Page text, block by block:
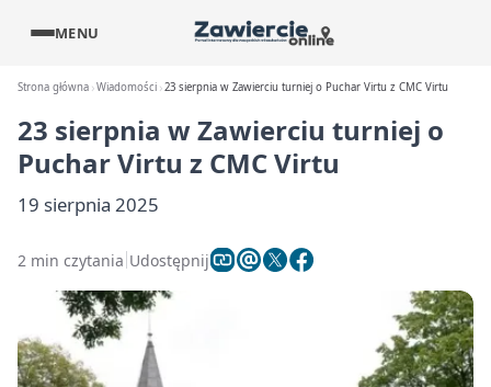
MENU
Strona główna Wiadomości 23 sierpnia w Zawierciu turniej o Puchar Virtu z CMC Virtu
23 sierpnia w Zawierciu turniej o
Puchar Virtu z CMC Virtu
19 sierpnia 2025
2 min czytania Udostępnij